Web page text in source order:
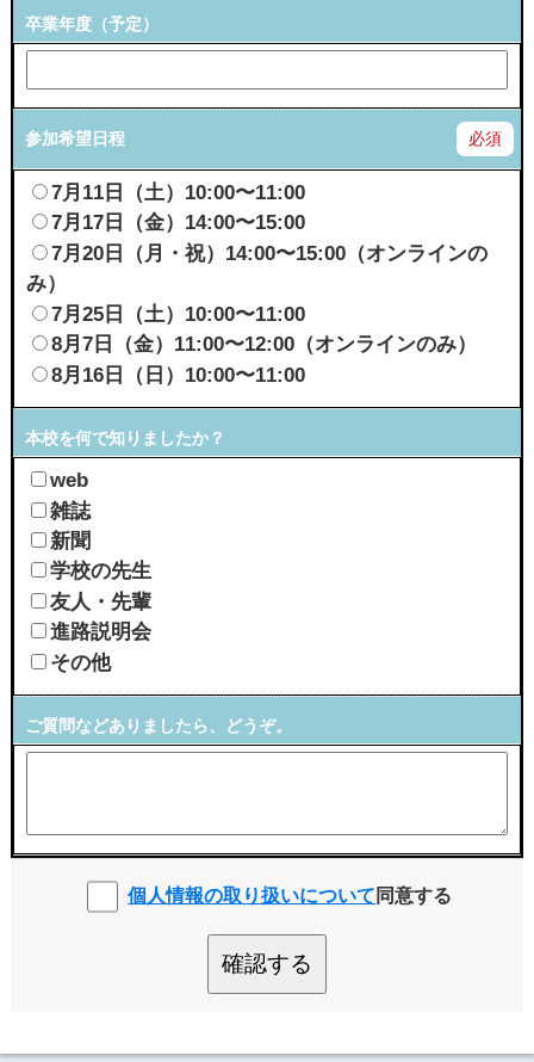
卒業年度（予定）
参加希望日程 必須
7月11日（土）10:00〜11:00
7月17日（金）14:00〜15:00
7月20日（月・祝）14:00〜15:00（オンラインの
み）
7月25日（土）10:00〜11:00
8月7日（金）11:00〜12:00（オンラインのみ）
8月16日（日）10:00〜11:00
本校を何で知りましたか？
web
雑誌
新聞
学校の先生
友人・先輩
進路説明会
その他
ご質問などありましたら、どうぞ。
個人情報の取り扱いについて 同意する
確認する